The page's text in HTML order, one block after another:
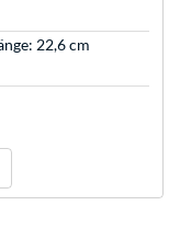
22,6 cm